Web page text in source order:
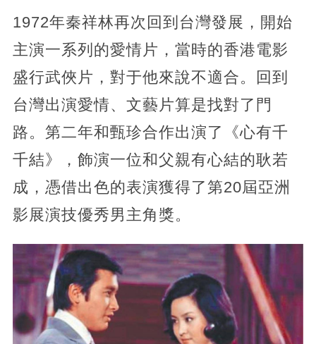
1972年秦祥林再次回到台灣發展，開始
主演一系列的愛情片，當時的香港電影
盛行武俠片，對于他來說不適合。回到
台灣出演愛情、文藝片算是找對了門
路。第二年和甄珍合作出演了《心有千
千結》，飾演一位和父親有心結的耿若
成，憑借出色的表演獲得了第20屆亞洲
影展演技優秀男主角獎。